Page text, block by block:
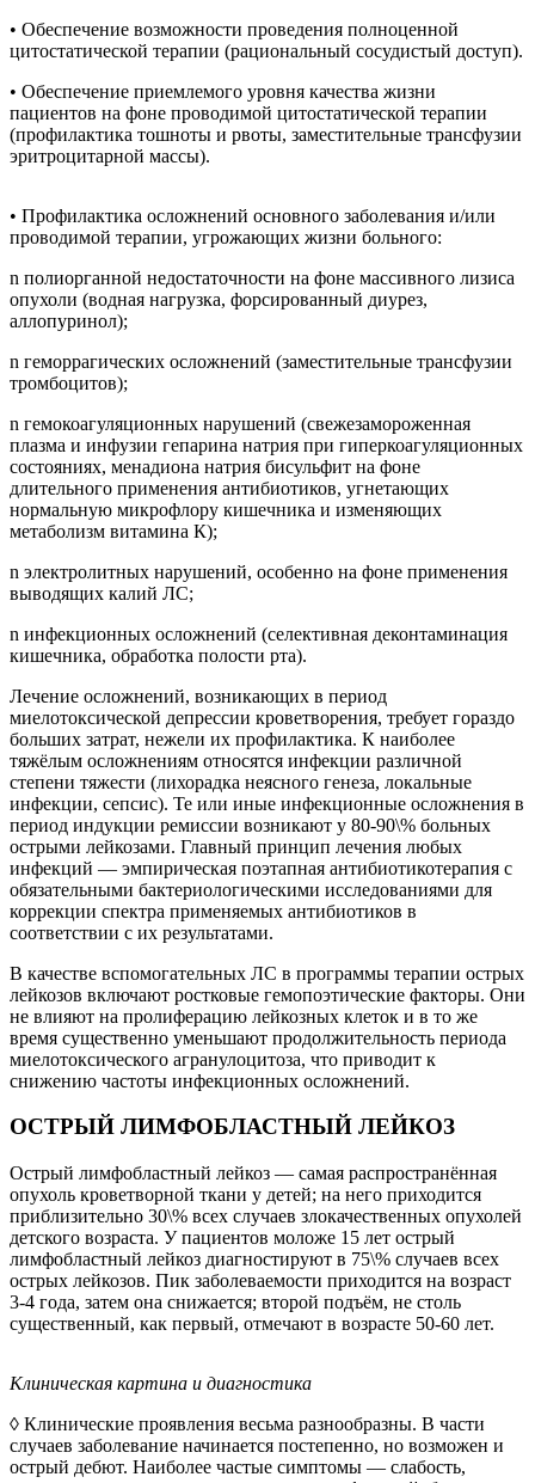
• Обеспечение возможности проведения полноценной
цитостатической терапии (рациональный сосудистый доступ).
• Обеспечение приемлемого уровня качества жизни
пациентов на фоне проводимой цитостатической терапии
(профилактика тошноты и рвоты, заместительные трансфузии
эритроцитарной массы).
• Профилактика осложнений основного заболевания и/или
проводимой терапии, угрожающих жизни больного:
n полиорганной недостаточности на фоне массивного лизиса
опухоли (водная нагрузка, форсированный диурез,
аллопуринол);
n геморрагических осложнений (заместительные трансфузии
тромбоцитов);
n гемокоагуляционных нарушений (свежезамороженная
плазма и инфузии гепарина натрия при гиперкоагуляционных
состояниях, менадиона натрия бисульфит на фоне
длительного применения антибиотиков, угнетающих
нормальную микрофлору кишечника и изменяющих
метаболизм витамина К);
n электролитных нарушений, особенно на фоне применения
выводящих калий ЛС;
n инфекционных осложнений (селективная деконтаминация
кишечника, обработка полости рта).
Лечение осложнений, возникающих в период
миелотоксической депрессии кроветворения, требует гораздо
больших затрат, нежели их профилактика. К наиболее
тяжёлым осложнениям относятся инфекции различной
степени тяжести (лихорадка неясного генеза, локальные
инфекции, сепсис). Те или иные инфекционные осложнения в
период индукции ремиссии возникают у 80-90\% больных
острыми лейкозами. Главный принцип лечения любых
инфекций — эмпирическая поэтапная антибиотикотерапия с
обязательными бактериологическими исследованиями для
коррекции спектра применяемых антибиотиков в
соответствии с их результатами.
В качестве вспомогательных ЛС в программы терапии острых
лейкозов включают ростковые гемопоэтические факторы. Они
не влияют на пролиферацию лейкозных клеток и в то же
время существенно уменьшают продолжительность периода
миелотоксического агранулоцитоза, что приводит к
снижению частоты инфекционных осложнений.
ОСТРЫЙ ЛИМФОБЛАСТНЫЙ ЛЕЙКОЗ
Острый лимфобластный лейкоз — самая распространённая
опухоль кроветворной ткани у детей; на него приходится
приблизительно 30\% всех случаев злокачественных опухолей
детского возраста. У пациентов моложе 15 лет острый
лимфобластный лейкоз диагностируют в 75\% случаев всех
острых лейкозов. Пик заболеваемости приходится на возраст
3-4 года, затем она снижается; второй подъём, не столь
существенный, как первый, отмечают в возрасте 50-60 лет.
Клиническая картина и диагностика
◊ Клинические проявления весьма разнообразны. В части
случаев заболевание начинается постепенно, но возможен и
острый дебют. Наиболее частые симптомы — слабость,